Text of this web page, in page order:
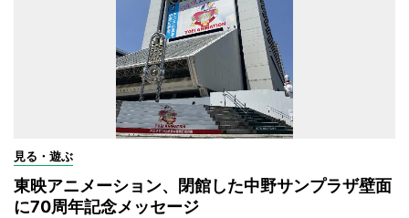
見る・遊ぶ
東映アニメーション、閉館した中野サンプラザ壁面
に70周年記念メッセージ